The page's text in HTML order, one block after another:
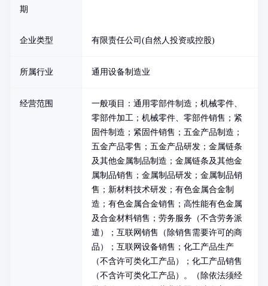
期
企业类型 有限责任公司(自然人投资或控股)
所属行业 通用设备制造业
经营范围
一般项目：通用零部件制造；机械零件、
零部件加工；机械零件、零部件销售；紧
固件制造；紧固件销售；五金产品制造；
五金产品零售；五金产品研发；金属链条
及其他金属制品制造；金属链条及其他金
属制品销售；金属制品研发；金属制品销
售；新材料技术研发；有色金属合金制
造；有色金属合金销售；高性能有色金属
及合金材料销售；劳务服务（不含劳务派
遣）；互联网销售（除销售需要许可的商
品）；互联网设备销售；化工产品生产
（不含许可类化工产品）；化工产品销售
（不含许可类化工产品）。（除依法须经